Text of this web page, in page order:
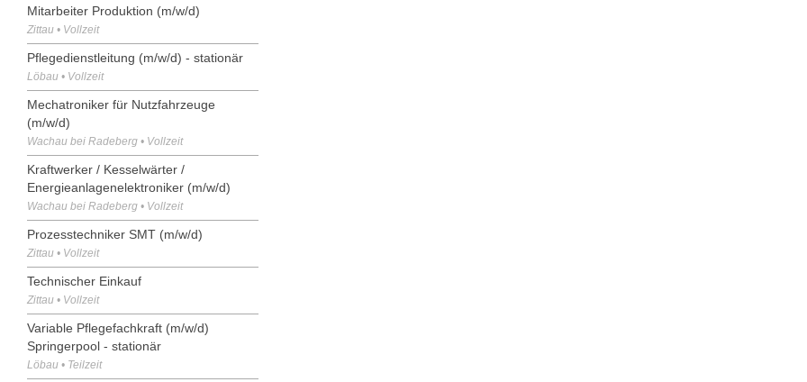
Mitarbeiter Produktion (m/w/d)
Zittau • Vollzeit
Pflegedienstleitung (m/w/d) - stationär
Löbau • Vollzeit
Mechatroniker für Nutzfahrzeuge
(m/w/d)
Wachau bei Radeberg • Vollzeit
Kraftwerker / Kesselwärter /
Energieanlagenelektroniker (m/w/d)
Wachau bei Radeberg • Vollzeit
Prozesstechniker SMT (m/w/d)
Zittau • Vollzeit
Technischer Einkauf
Zittau • Vollzeit
Variable Pflegefachkraft (m/w/d)
Springerpool - stationär
Löbau • Teilzeit